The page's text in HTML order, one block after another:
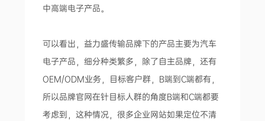
中高端电子产品。
可以看出，益力盛传输品牌下的产品主要为汽车
电子产品，细分种类繁多，除了自主品牌，还有
OEM/ODM业务，目标客户群，B端到C端都有，
所以品牌官网在针目标人群的角度B端和C端都要
考虑到，这种情况，很多企业网站如果定位不清